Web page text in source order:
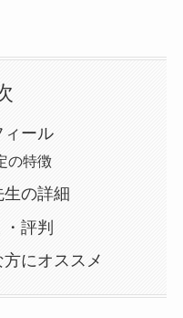
ィール
の特徴
の詳細
評判
にオススメ